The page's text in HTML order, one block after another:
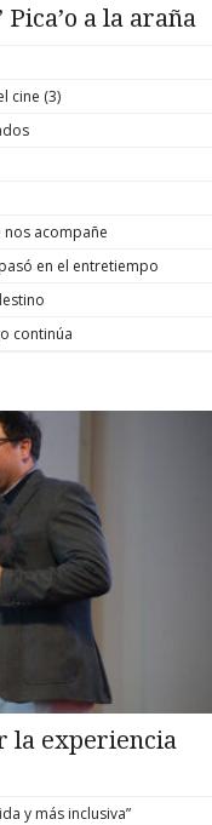
a la araña
cine (3)
nos acompañe
en el entretiempo
continúa
la experiencia
y más inclusiva”